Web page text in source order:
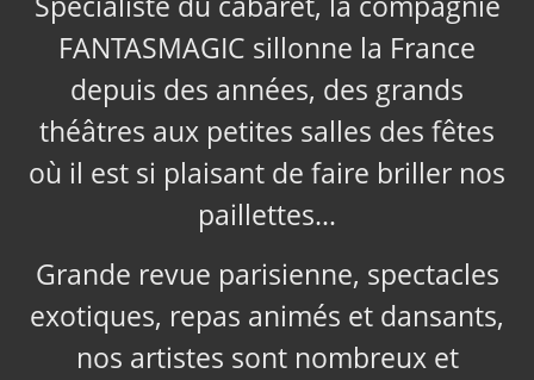
FANTASMAGIC sillonne la France
depuis des années, des grands
théâtres aux petites salles des fêtes
où il est si plaisant de faire briller nos
paillettes…
Grande revue parisienne, spectacles
exotiques, repas animés et dansants,
nos artistes sont nombreux et